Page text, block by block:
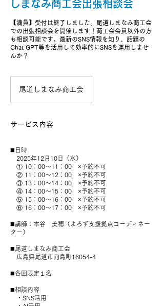
しまなみ商工会出張相談会
【満員】受付は終了しました。尾道しまなみ商工会
での出張相談会を開催します！商工会会員以外の方
も相談可能です。最新のSNS情報を知り、話題の
Chat GPT等を活用して効率的にSNSを運用しませ
んか？
尾道しまなみ商工会
サービス内容
◼️日時
2025年12月10日（水）
① 10：00〜11：00 ×予約不可
② 11：00〜12：00 ×予約不可
③ 13：00〜14：00 ×予約不可
④ 14：00〜15：00 ×予約不可
⑤ 15：00〜16：00 ×予約不可
⑥ 16：00〜17：00 ×予約不可
◼️講師：本谷 美穂（よろず支援拠点コーディネー
ター）
◼️尾道しまなみ商工会
広島県尾道市向島町16054-4
◼️各回限定１名
◼️相談内容
・SNS活用